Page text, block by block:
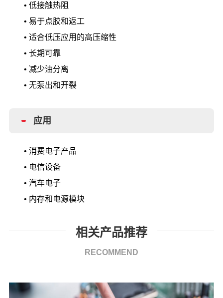
• 低接触热阻
• 易于点胶和返工
• 适合低压应用的高压缩性
• 长期可靠
• 减少油分离
• 无泵出和开裂
应用
• 消费电子产品
• 电信设备
• 汽车电子
• 内存和电源模块
相关产品推荐
RECOMMEND